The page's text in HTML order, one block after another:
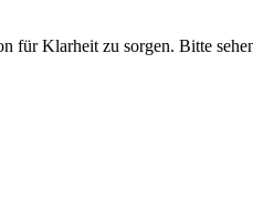
für Klarheit zu sorgen. Bitte